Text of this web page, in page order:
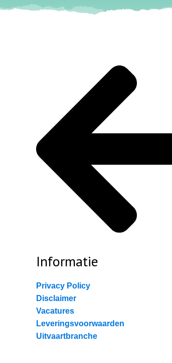
Informatie
Privacy Policy
Disclaimer
Vacatures
Leveringsvoorwaarden
Uitvaartbranche